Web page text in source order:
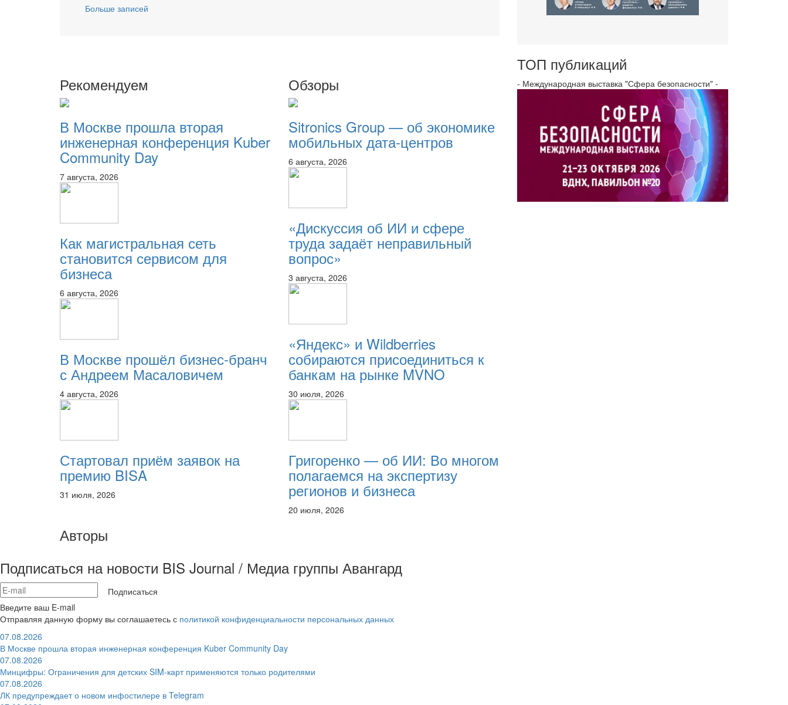
Больше записей
Рекомендуем
В Москве прошла вторая
инженерная конференция Kuber
Community Day
7 августа, 2026
Как магистральная сеть
становится сервисом для
бизнеса
6 августа, 2026
В Москве прошёл бизнес-бранч
с Андреем Масаловичем
4 августа, 2026
Стартовал приём заявок на
премию BISA
31 июля, 2026
Обзоры
Sitronics Group — об экономике
мобильных дата-центров
6 августа, 2026
«Дискуссия об ИИ и сфере
труда задаёт неправильный
вопрос»
3 августа, 2026
«Яндекс» и Wildberries
собираются присоединиться к
банкам на рынке MVNO
30 июля, 2026
Григоренко — об ИИ: Во многом
полагаемся на экспертизу
регионов и бизнеса
20 июля, 2026
Авторы
ТОП публикаций
- Международная выставка "Сфера безопасности" -
Подписаться на новости BIS Journal / Медиа группы Авангард
Подписаться
Введите ваш E-mail
Отправляя данную форму вы соглашаетесь с политикой конфиденциальности персональных данных
07.08.2026
В Москве прошла вторая инженерная конференция Kuber Community Day
07.08.2026
Минцифры: Ограничения для детских SIM-карт применяются только родителями
07.08.2026
ЛК предупреждает о новом инфостилере в Telegram